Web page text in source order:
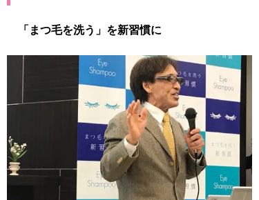
「まつ毛を洗う」を新習慣に